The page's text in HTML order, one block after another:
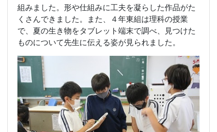
組みました。形や仕組みに工夫を凝らした作品がた
くさんできました。また、４年東組は理科の授業
で、夏の生き物をタブレット端末で調べ、見つけた
ものについて先生に伝える姿が見られました。